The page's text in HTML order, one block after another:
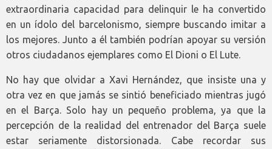
extraordinaria capacidad para delinquir le ha convertido
en un ídolo del barcelonismo, siempre buscando imitar a
los mejores. Junto a él también podrían apoyar su versión
otros ciudadanos ejemplares como El Dioni o El Lute.
No hay que olvidar a Xavi Hernández, que insiste una y
otra vez en que jamás se sintió beneficiado mientras jugó
en el Barça. Solo hay un pequeño problema, ya que la
percepción de la realidad del entrenador del Barça suele
estar seriamente distorsionada. Cabe recordar sus